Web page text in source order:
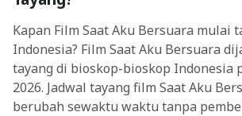
Kapan Film Saat Aku Bersuara mulai
Indonesia? Film Saat Aku Bersuara
tayang di bioskop-bioskop Indonesia
2026. Jadwal tayang film Saat Aku
berubah sewaktu waktu tanpa